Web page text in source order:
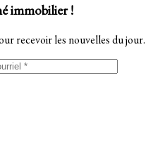
immobilier !
recevoir les nouvelles du jour.